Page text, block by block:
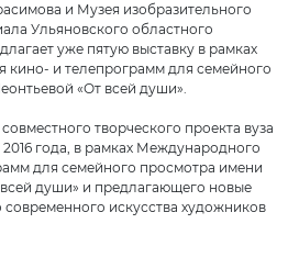
и Музея изобразительного
Ульяновского областного
уже пятую выставку в рамках
кино- и телепрограмм для семейного
«От всей души».
творческого проекта вуза
года, в рамках Международного
для семейного просмотра имени
души» и предлагающего новые
искусства художников